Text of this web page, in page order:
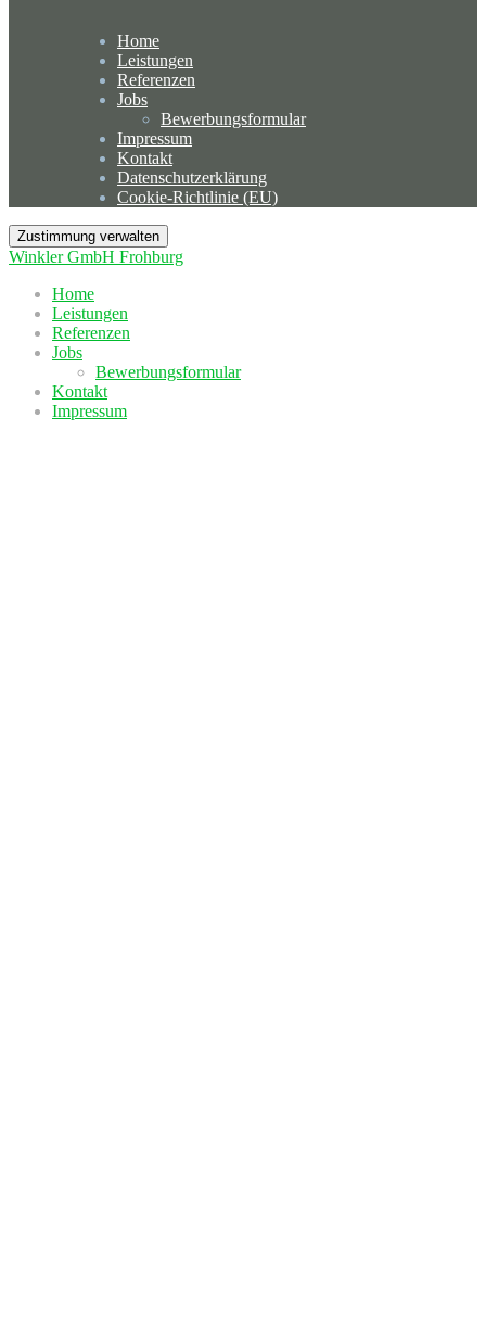
Home
Leistungen
Referenzen
Jobs
Bewerbungsformular
Impressum
Kontakt
Datenschutzerklärung
Cookie-Richtlinie (EU)
Zustimmung verwalten
Winkler GmbH Frohburg
Home
Leistungen
Referenzen
Jobs
Bewerbungsformular
Kontakt
Impressum